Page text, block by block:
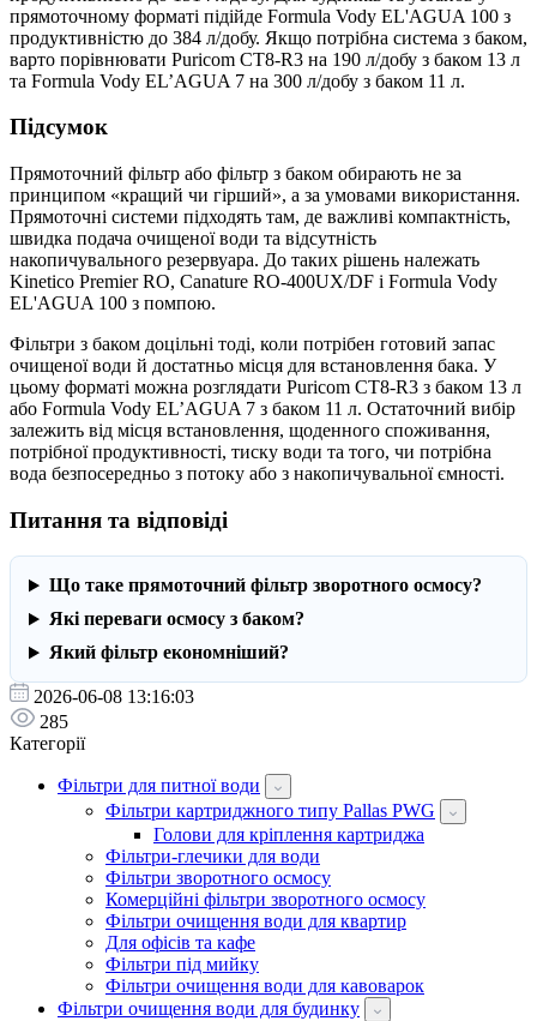
прямоточному форматі підійде Formula Vody EL'AGUA 100 з
продуктивністю до 384 л/добу. Якщо потрібна система з баком,
варто порівнювати Puricom CT8-R3 на 190 л/добу з баком 13 л
та Formula Vody EL’AGUA 7 на 300 л/добу з баком 11 л.
Підсумок
Прямоточний фільтр або фільтр з баком обирають не за
принципом «кращий чи гірший», а за умовами використання.
Прямоточні системи підходять там, де важливі компактність,
швидка подача очищеної води та відсутність
накопичувального резервуара. До таких рішень належать
Kinetico Premier RO, Canature RO-400UX/DF і Formula Vody
EL'AGUA 100 з помпою.
Фільтри з баком доцільні тоді, коли потрібен готовий запас
очищеної води й достатньо місця для встановлення бака. У
цьому форматі можна розглядати Puricom CT8-R3 з баком 13 л
або Formula Vody EL’AGUA 7 з баком 11 л. Остаточний вибір
залежить від місця встановлення, щоденного споживання,
потрібної продуктивності, тиску води та того, чи потрібна
вода безпосередньо з потоку або з накопичувальної ємності.
Питання та відповіді
Що таке прямоточний фільтр зворотного осмосу?
Які переваги осмосу з баком?
Який фільтр економніший?
2026-06-08 13:16:03
285
Категорії
Фільтри для питної води
Фільтри картриджного типу Pallas PWG
Голови для кріплення картриджа
Фільтри-глечики для води
Фільтри зворотного осмосу
Комерційні фільтри зворотного осмосу
Фільтри очищення води для квартир
Для офісів та кафе
Фільтри під мийку
Фільтри очищення води для кавоварок
Фільтри очищення води для будинку